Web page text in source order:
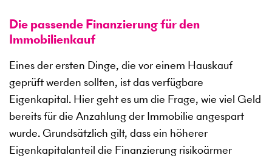
Die passende Finanzierung für den
Immobilienkauf
Eines der ersten Dinge, die vor einem Hauskauf
geprüft werden sollten, ist das verfügbare
Eigenkapital. Hier geht es um die Frage, wie viel Geld
bereits für die Anzahlung der Immobilie angespart
wurde. Grundsätzlich gilt, dass ein höherer
Eigenkapitalanteil die Finanzierung risikoärmer